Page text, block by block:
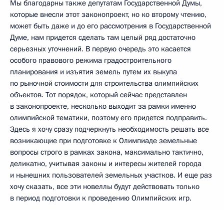
Мы благодарны также депутатам Государственной Думы,
которые внесли этот законопроект, но ко второму чтению,
может быть даже и до его рассмотрения в Государственной
Думе, нам придется сделать там целый ряд достаточно
серьезных уточнений. В первую очередь это касается
особого правового режима градостроительного
планирования и изъятия земель путем их выкупа
по рыночной стоимости для строительства олимпийских
объектов. Тот порядок, который сейчас представлен
в законопроекте, несколько выходит за рамки именно
олимпийской тематики, поэтому его придется подправить.
Здесь я хочу сразу подчеркнуть необходимость решать все
возникающие при подготовке к Олимпиаде земельные
вопросы строго в рамках закона, максимально тактично,
деликатно, учитывая законы и интересы жителей города
и нынешних пользователей земельных участков. И еще раз
хочу сказать, все эти новеллы будут действовать только
в период подготовки к проведению Олимпийских игр.